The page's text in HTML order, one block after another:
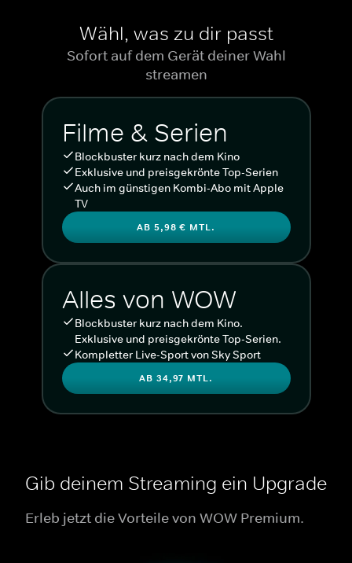
Wähl, was zu dir passt
Sofort auf dem Gerät deiner Wahl
streamen
Filme & Serien
Blockbuster kurz nach dem Kino
Exklusive und preisgekrönte Top-Serien
Auch im günstigen Kombi-Abo mit Apple
TV
AB 5,98 € MTL.
Alles von WOW
Blockbuster kurz nach dem Kino.
Exklusive und preisgekrönte Top-Serien.
Kompletter Live-Sport von Sky Sport
AB 34,97 MTL.
Gib deinem Streaming ein Upgrade
Erleb jetzt die Vorteile von WOW Premium.